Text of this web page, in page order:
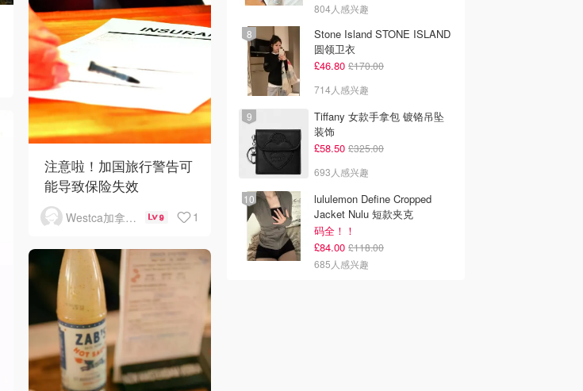
注意啦！加国旅行警告可
能导致保险失效
Westca加拿大生活 9 1
804人感兴趣
Stone Island STONE ISLAND
圆领卫衣
£46.80 £170.00
714人感兴趣
Tiffany 女款手拿包 镀铬吊坠
装饰
£58.50 £325.00
693人感兴趣
lululemon Define Cropped
Jacket Nulu 短款夹克
码全！！
£84.00 £118.00
685人感兴趣